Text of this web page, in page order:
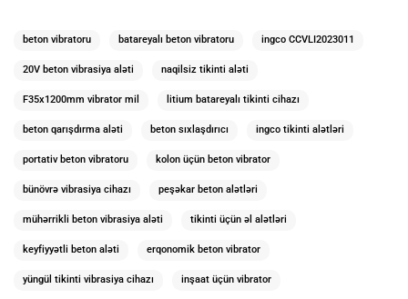
beton vibratoru batareyalı beton vibratoru ingco CCVLI2023011
20V beton vibrasiya aləti naqilsiz tikinti aləti
F35x1200mm vibrator mil litium batareyalı tikinti cihazı
beton qarışdırma aləti beton sıxlaşdırıcı ingco tikinti alətləri
portativ beton vibratoru kolon üçün beton vibrator
bünövrə vibrasiya cihazı peşəkar beton alətləri
mühərrikli beton vibrasiya aləti tikinti üçün əl alətləri
keyfiyyətli beton aləti erqonomik beton vibrator
yüngül tikinti vibrasiya cihazı inşaat üçün vibrator